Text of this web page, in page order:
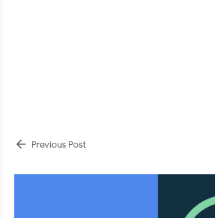
Previous Post